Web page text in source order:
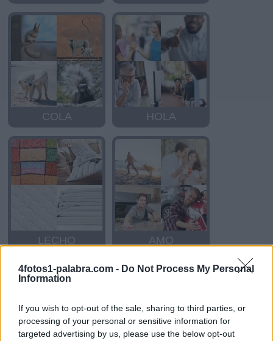
4fotos1-palabra.com - Do Not Process My Personal
Information
If you wish to opt-out of the sale, sharing to third parties, or
processing of your personal or sensitive information for
targeted advertising by us, please use the below opt-out
COLA HOLA
LECHO AMO